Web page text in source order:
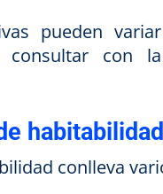
pueden
con
habitabilidad
conlleva